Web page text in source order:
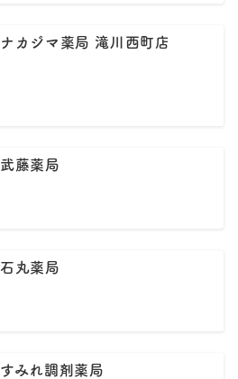
ナカジマ薬局 滝川西町店
武藤薬局
石丸薬局
すみれ調剤薬局